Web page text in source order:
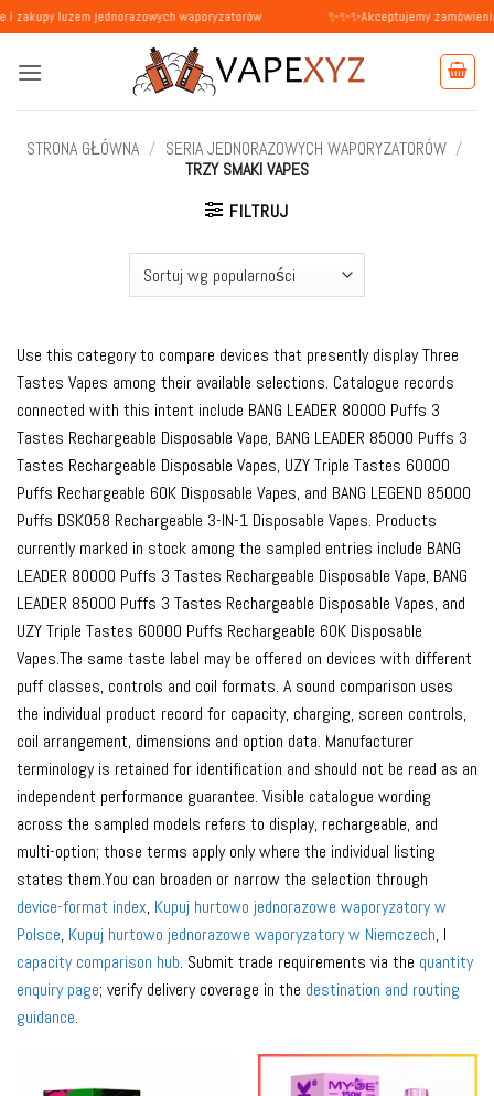
Przewiń
do
zawartości
jednorazowych waporyzatorów ✨✨✨Akceptujemy zamówienia od
STRONA GŁÓWNA / SERIA JEDNORAZOWYCH WAPORYZATORÓW /
TRZY SMAKI VAPES
FILTRUJ
Use this category to compare devices that presently display Three
Tastes Vapes among their available selections. Catalogue records
connected with this intent include BANG LEADER 80000 Puffs 3
Tastes Rechargeable Disposable Vape, BANG LEADER 85000 Puffs 3
Tastes Rechargeable Disposable Vapes, UZY Triple Tastes 60000
Puffs Rechargeable 60K Disposable Vapes, and BANG LEGEND 85000
Puffs DSK058 Rechargeable 3-IN-1 Disposable Vapes. Products
currently marked in stock among the sampled entries include BANG
LEADER 80000 Puffs 3 Tastes Rechargeable Disposable Vape, BANG
LEADER 85000 Puffs 3 Tastes Rechargeable Disposable Vapes, and
UZY Triple Tastes 60000 Puffs Rechargeable 60K Disposable
Vapes.The same taste label may be offered on devices with different
puff classes, controls and coil formats. A sound comparison uses
the individual product record for capacity, charging, screen controls,
coil arrangement, dimensions and option data. Manufacturer
terminology is retained for identification and should not be read as an
independent performance guarantee. Visible catalogue wording
across the sampled models refers to display, rechargeable, and
multi-option; those terms apply only where the individual listing
states them.You can broaden or narrow the selection through
device-format index, Kupuj hurtowo jednorazowe waporyzatory w
Polsce, Kupuj hurtowo jednorazowe waporyzatory w Niemczech, I
capacity comparison hub. Submit trade requirements via the quantity
enquiry page; verify delivery coverage in the destination and routing
guidance.